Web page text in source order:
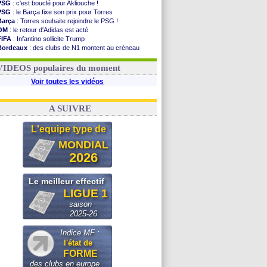
: c'est bouclé pour Akliouche !
: le Barça fixe son prix pour Torres
: Torres souhaite rejoindre le PSG !
: le retour d'Adidas est acté
: Infantino sollicite Trump
: des clubs de N1 montent au créneau
: le démenti de Leipzig pour Diomandé
populaires du moment
Voir toutes les vidéos
A SUIVRE
L'equipe type de
MONDIAL
2026
Le meilleur effectif
LIGUE 1
saison
2025-26
Indice MF :
l'état de
FORME
des clubs en europe